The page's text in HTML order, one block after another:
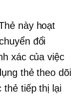
này hoạt
đổi
xác của việc
thẻ theo dõi
thẻ tiếp thị lại